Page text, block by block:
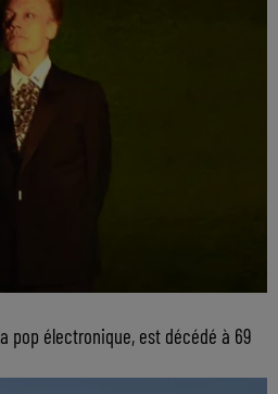
pop électronique, est décédé à 69